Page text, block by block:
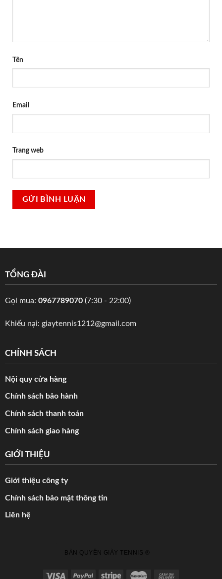
Tên
Email
Trang web
TỔNG ĐÀI
Gọi mua: 0967789070(7:30 - 22:00)
Khiếu nại: giaytennis1212@gmail.com
CHÍNH SÁCH
Nội quy cửa hàng
Chính sách bảo hành
Chính sách thanh toán
Chính sách giao hàng
GIỚI THIỆU
Giới thiệu công ty
Chính sách bảo mật thông tin
Liên hệ
BẢN QUYỀN GIÀY TENNIS ®️